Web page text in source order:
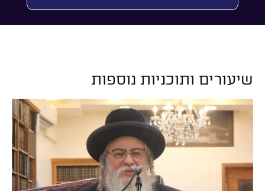
שיעורים ותוכניות נוספות